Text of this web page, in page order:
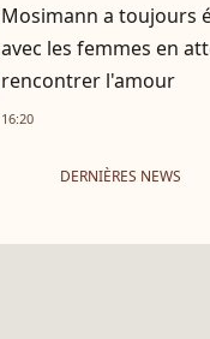
Mosimann a toujours
avec les femmes en
rencontrer l'amour
16:20
DERNIÈRES NEWS